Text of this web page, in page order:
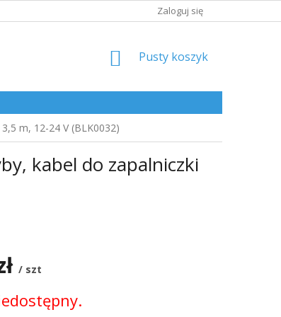
Zaloguj się
KOSZYK
Pusty koszyk
m, 12-24 V (BLK0032)
kabel do zapalniczki
/ szt